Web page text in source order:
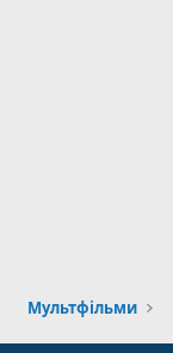
Мультфільми